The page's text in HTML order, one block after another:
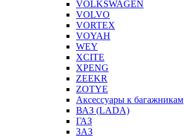
VOLKSWAGEN
VOLVO
VORTEX
VOYAH
WEY
XCITE
XPENG
ZEEKR
ZOTYE
Аксессуары к багажникам
ВАЗ (LADA)
ГАЗ
ЗАЗ